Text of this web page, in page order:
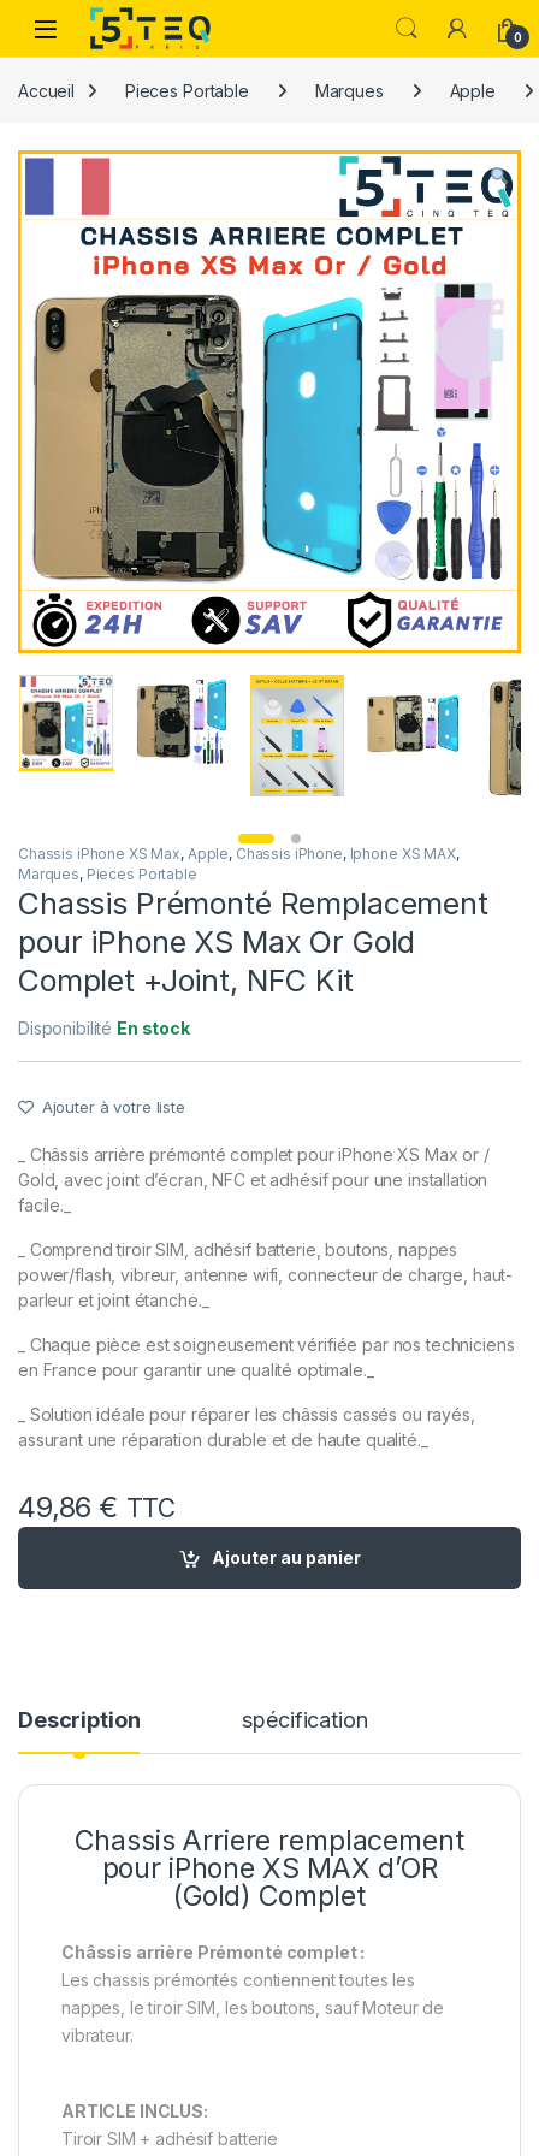
Passer à la navigation
Aller au contenu
0
Accueil Pieces Portable Marques Apple
Chassis iPhone XS Max, Apple, Chassis iPhone, Iphone XS MAX,
Marques, Pieces Portable
Chassis Prémonté Remplacement
pour iPhone XS Max Or Gold
Complet +Joint, NFC Kit
Disponibilité En stock
Ajouter à votre liste
_ Châssis arrière prémonté complet pour iPhone XS Max or /
Gold, avec joint d’écran, NFC et adhésif pour une installation
facile._
_ Comprend tiroir SIM, adhésif batterie, boutons, nappes
power/flash, vibreur, antenne wifi, connecteur de charge, haut-
parleur et joint étanche._
_ Chaque pièce est soigneusement vérifiée par nos techniciens
en France pour garantir une qualité optimale._
_ Solution idéale pour réparer les châssis cassés ou rayés,
assurant une réparation durable et de haute qualité._
49,86 € TTC
quantité de Chassis Prémonté Remplacement pour iPhone
Ajouter au panier
Description spécification
Chassis Arriere remplacement
pour iPhone XS MAX d’OR
(Gold) Complet
Châssis arrière Prémonté complet :
Les chassis prémontés contiennent toutes les
nappes, le tiroir SIM, les boutons, sauf Moteur de
vibrateur.
ARTICLE INCLUS:
Tiroir SIM + adhésif batterie